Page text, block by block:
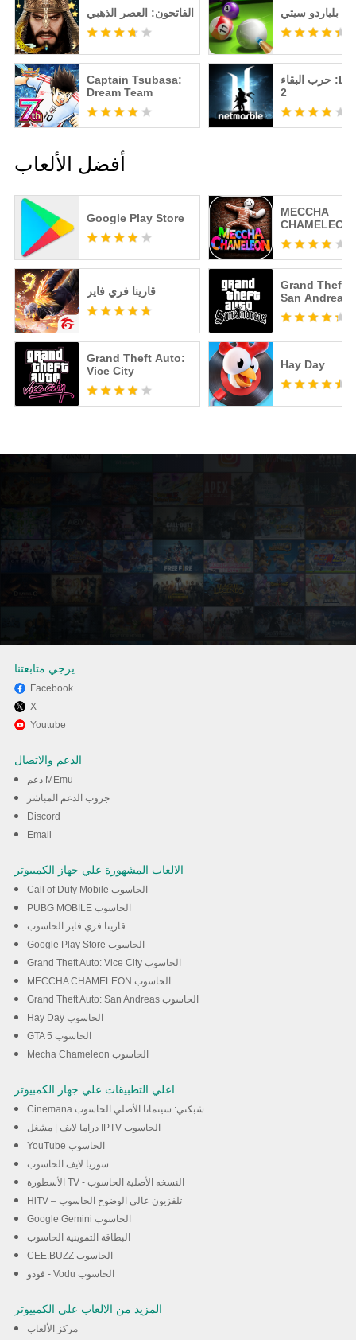
الفاتحون: العصر الذهبي بلياردو سيتي
Captain Tsubasa:
Dream Team
حرب البقاء :Lineage
2
أفضل الألعاب
Google Play Store
قارينا فري فاير
Grand Theft Auto:
Vice City
MECCHA
CHAMELEON
Grand Theft
San Andreas
Hay Day
استمتع بلعب *** على الكمبيوتر
King of Solitaire: Word Puzzle
يرجي متابعتنا
Facebook
X
Youtube
الدعم والاتصال
دعم MEmu
جروب الدعم المباشر
Discord
Email
الالعاب المشهورة علي جهاز الكمبيوتر
Call of Duty Mobile الحاسوب
PUBG MOBILE الحاسوب
قارينا فري فاير الحاسوب
Google Play Store الحاسوب
Grand Theft Auto: Vice City الحاسوب
MECCHA CHAMELEON الحاسوب
Grand Theft Auto: San Andreas الحاسوب
Hay Day الحاسوب
GTA 5 الحاسوب
Mecha Chameleon الحاسوب
اعلي التطبيقات علي جهاز الكمبيوتر
Cinemana شبكتي: سينمانا الأصلي الحاسوب
دراما لايف | مشغل IPTV الحاسوب
YouTube الحاسوب
سوريا لايف الحاسوب
الأسطورة TV - النسخه الأصلية الحاسوب
HiTV – تلفزيون عالي الوضوح الحاسوب
Google Gemini الحاسوب
البطاقة التموينية الحاسوب
CEE.BUZZ الحاسوب
فودو - Vodu الحاسوب
المزيد من الالعاب علي الكمبيوتر
مركز الألعاب